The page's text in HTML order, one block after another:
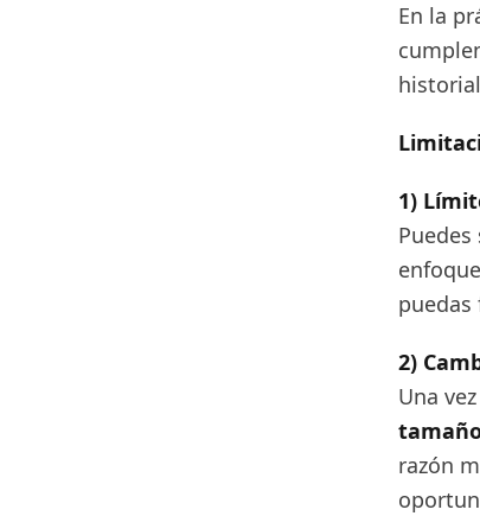
En la
1)
2)
Una
razón